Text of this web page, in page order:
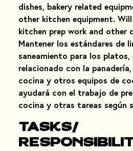
dishes, bakery related
other kitchen equipment.
kitchen prep work and other
Mantener los estándares de
saneamiento para los platos,
relacionado con la
cocina y otros equipos de
ayudará con el trabajo de
cocina y otras tareas según
Tasks​/​